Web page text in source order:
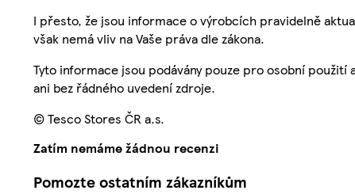
I přesto, že jsou informace o výrobcích pravidelně
však nemá vliv na Vaše práva dle zákona.
Tyto informace jsou podávány pouze pro osobní
ani bez řádného uvedení zdroje.
© Tesco Stores ČR a.s.
Zatím nemáme žádnou recenzi
Pomozte ostatním zákazníkům